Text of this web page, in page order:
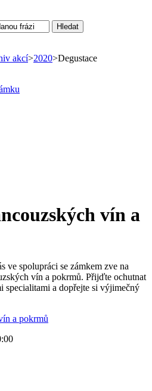
Hledat
akcí>2020>Degustace
vín a
ve spolupráci se zámkem zve na
vín a pokrmů. Přijďte ochutnat
specialitami a dopřejte si výjimečný